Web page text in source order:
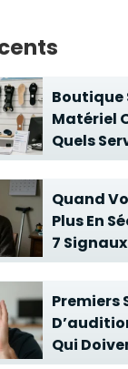
Boutique
Matériel
Quels
Quand
Plus En
7
Premiers
Qui